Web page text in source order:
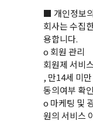
■ 개인정보
회사는 수집
용합니다.
ο 회원 관리
회원제 서비
, 만14세 미
동의여부 확
ο 마케팅 및
원의 서비스